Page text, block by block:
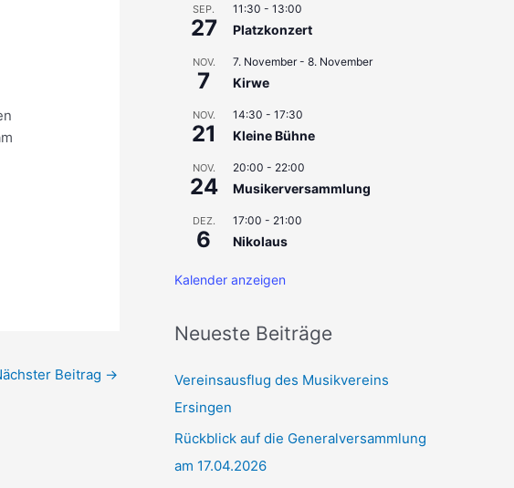
Beitrag →
SEP.
27
11:30 - 13:00
Platzkonzert
NOV.
7
7. November- 8. November
Kirwe
NOV.
21
14:30 - 17:30
Kleine Bühne
NOV.
24
20:00 - 22:00
Musikerversammlung
DEZ.
6
17:00 - 21:00
Nikolaus
Kalender anzeigen
Neueste Beiträge
Vereinsausflug des Musikvereins
Ersingen
Rückblick auf die Generalversammlung
am 17.04.2026